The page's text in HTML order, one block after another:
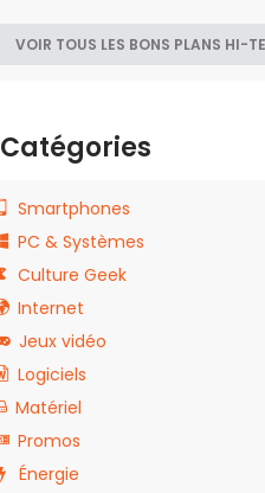
VOIR TOUS LES BONS PLANS HI-
Catégories
Smartphones
PC & Systèmes
Culture Geek
Internet
Jeux vidéo
Logiciels
Matériel
Promos
Énergie